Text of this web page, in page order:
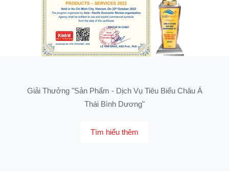
Giải Thưởng "Sản Phẩm - Dịch Vụ Tiêu Biểu Châu Á
Thái Bình Dương"
Tìm hiểu thêm